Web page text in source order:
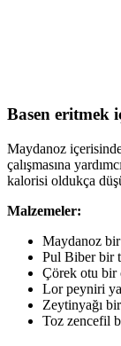
Basen eritmek
Maydanoz
çalışmasına
kalorisi oldukça
Malzemeler:
Maydanoz
Pul Biber bir
Çörek otu bir
Lor peyniri
Zeytinyağı bir
Toz zencefil